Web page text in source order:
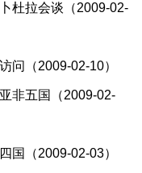
杜拉会谈（2009-02-
问（2009-02-10）
非五国（2009-02-
国（2009-02-03）